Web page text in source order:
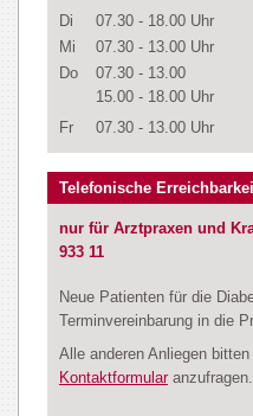
Di
07.30 - 18.00 Uhr
Mi
07.30 - 13.00 Uhr
Do
07.30 - 13.00
15.00 - 18.00 Uhr
Fr
07.30 - 13.00 Uhr
Telefonische
nur für Arztpraxen und
933 11
Neue Patienten für die
Terminvereinbarung in die
Alle anderen Anliegen
Kontaktformular anzufragen.